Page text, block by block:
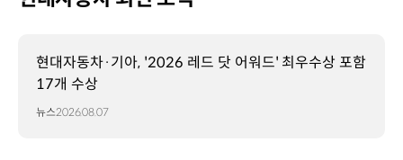
현대자동차·기아, '2026 레드 닷 어워드' 최우수상 포함
17개 수상
뉴스2026.08.07